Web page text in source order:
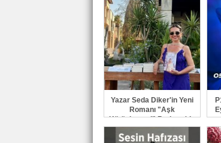
Yazar Seda Diker'in Yeni
Romanı "Aşk
Kütüphanesi" Bodrum'da
Düzenlenen Özel
Lansmanla Tanıtıldı